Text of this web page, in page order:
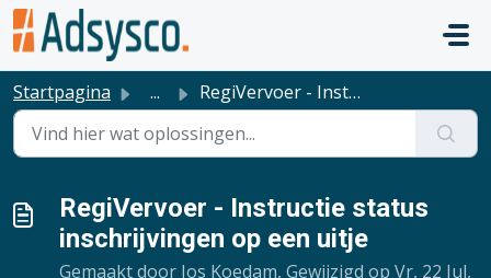
Doorgaan naar hoofdinhoud
Startpagina ... RegiVervoer - Instructie status inschrijvingen op een uitje
RegiVervoer - Instructie status
inschrijvingen op een uitje
Gemaakt door Jos Koedam, Gewijzigd op Vr, 22 Jul,